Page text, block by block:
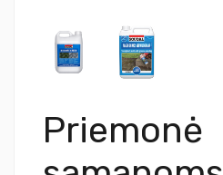
Priemonė